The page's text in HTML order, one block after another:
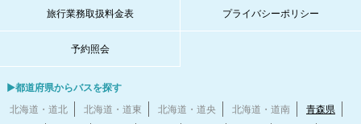
旅行業務取扱料金表 プライバシーポリシー
予約照会
▶都道府県からバスを探す
北海道・道北
北海道・道東 北海道・道央 北海道・道南
青森県